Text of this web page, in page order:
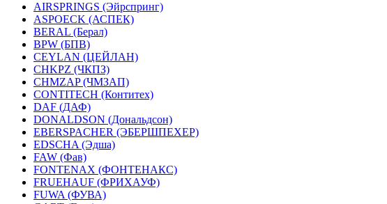
AIRSPRINGS (Эйрспринг)
ASPOECK (АСПЕК)
BERAL (Берал)
BPW (БПВ)
CEYLAN (ЦЕЙЛАН)
CHKPZ (ЧКПЗ)
CHMZAP (ЧМЗАП)
CONTITECH (Контитех)
DAF (ДАФ)
DONALDSON (Дональдсон)
EBERSPACHER (ЭБЕРШПЕХЕР)
EDSCHA (Эдша)
FAW (Фав)
FONTENAX (ФОНТЕНАКС)
FRUEHAUF (ФРИХАУФ)
FUWA (ФУВА)